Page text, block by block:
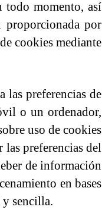
todo momento, así
por
cookies mediante
las preferencias de
o un ordenador,
uso de cookies
preferencias del
de información
en bases
y sencilla.